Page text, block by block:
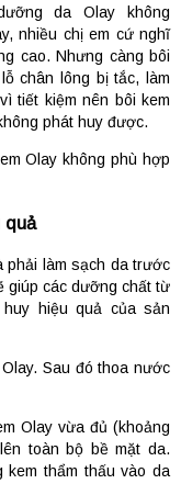
da Olay không
nhiều chị em cứ nghĩ
cao. Nhưng càng bôi
chân lông bị tắc, làm
tiết kiệm nên bôi kem
phát huy được.
Olay không phù hợp
quả
phải làm sạch da trước
giúp các dưỡng chất từ
hiệu quả của sản
Sau đó thoa nước
Olay vừa đủ (khoảng
toàn bộ bề mặt da.
kem thẩm thấu vào da